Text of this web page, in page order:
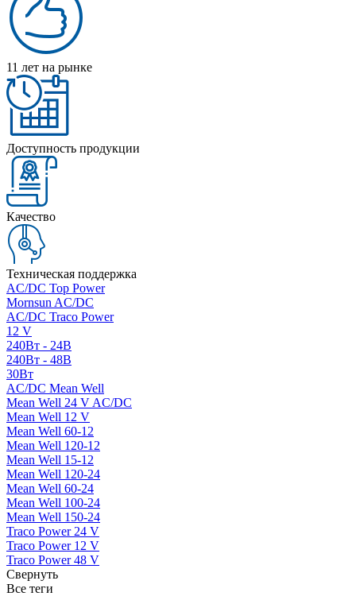
11 лет на рынке
Доступность продукции
Качество
Техническая поддержка
AC/DC Top Power
Mornsun AC/DC
AC/DC Traco Power
12 V
240Вт - 24В
240Вт - 48В
30Вт
AC/DC Mean Well
Mean Well 24 V AC/DC
Mean Well 12 V
Mean Well 60-12
Mean Well 120-12
Mean Well 15-12
Mean Well 120-24
Mean Well 60-24
Mean Well 100-24
Mean Well 150-24
Traco Power 24 V
Traco Power 12 V
Traco Power 48 V
Свернуть
Все теги